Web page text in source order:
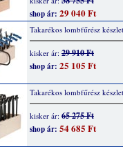
shop ár: 29 040 Ft
Takarékos lombfűrész
kisker ár: 29 910 Ft
shop ár: 25 105 Ft
Takarékos lombfűrész
kisker ár: 65 275 Ft
shop ár: 54 685 Ft